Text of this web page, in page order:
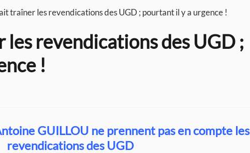
traîner les revendications des UGD ; pourtant il y a urgence !
revendications des UGD ;
!
GUILLOU ne prennent pas en compte les
revendications des UGD